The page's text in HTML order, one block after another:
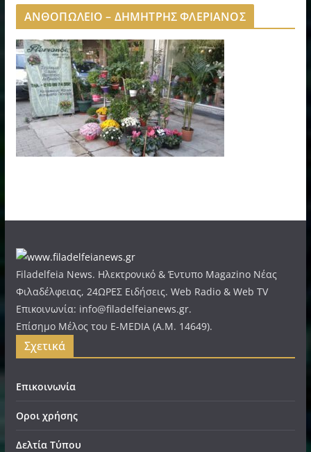
ΑΝΘΟΠΩΛΕΙΟ – ΔΗΜΗΤΡΗΣ ΦΛΕΡΙΑΝΟΣ
Filadelfeia News. Ηλεκτρονικό & Έντυπο Magazino Νέας
Φιλαδέλφειας, 24ΩΡΕΣ Ειδήσεις. Web Radio & Web TV
Επικοινωνία: info@filadelfeianews.gr.
Επίσημο Μέλος του E-MEDIA (A.M. 14649).
Σχετικά
Επικοινωνία
Οροι χρήσης
Δελτία Τύπου